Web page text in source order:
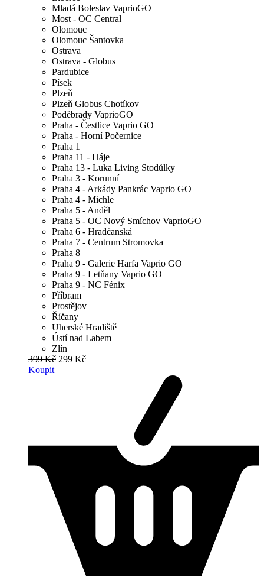
Mladá Boleslav VaprioGO
Most - OC Central
Olomouc
Olomouc Šantovka
Ostrava
Ostrava - Globus
Pardubice
Písek
Plzeň
Plzeň Globus Chotíkov
Poděbrady VaprioGO
Praha - Čestlice Vaprio GO
Praha - Horní Počernice
Praha 1
Praha 11 - Háje
Praha 13 - Luka Living Stodůlky
Praha 3 - Korunní
Praha 4 - Arkády Pankrác Vaprio GO
Praha 4 - Michle
Praha 5 - Anděl
Praha 5 - OC Nový Smíchov VaprioGO
Praha 6 - Hradčanská
Praha 7 - Centrum Stromovka
Praha 8
Praha 9 - Galerie Harfa Vaprio GO
Praha 9 - Letňany Vaprio GO
Praha 9 - NC Fénix
Příbram
Prostějov
Říčany
Uherské Hradiště
Ústí nad Labem
Zlín
399 Kč 299 Kč
Koupit